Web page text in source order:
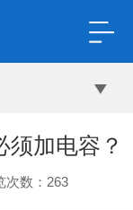
须加电容？
数： 263